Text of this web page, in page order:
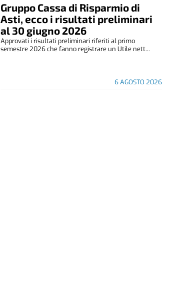
Gruppo Cassa di Risparmio di
Asti, ecco i risultati preliminari
al 30 giugno 2026
6 AGOSTO 2026
Approvati i risultati preliminari riferiti al primo
semestre 2026 che fanno registrare un Utile nett...